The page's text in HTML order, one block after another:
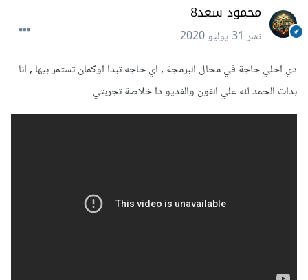
محمود سعد8
نشر31 يوليو 2020
دي احلي حاجة في محال البرمجة , اي حاجه تبدا اوكمان تستمر بيها , انا
بدات الحمد لله علي الفون والفديو دا خلاصة تجربتي